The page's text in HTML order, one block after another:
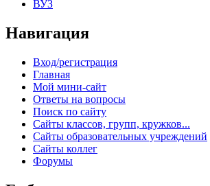
ВУЗ
Навигация
Вход/регистрация
Главная
Мой мини-сайт
Ответы на вопросы
Поиск по сайту
Сайты классов, групп, кружков...
Сайты образовательных учреждений
Сайты коллег
Форумы